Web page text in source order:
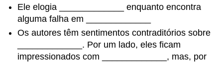
Ele elogia _____________ enquanto encontra
alguma falha em _____________
Os autores têm sentimentos contraditórios sobre
_____________. Por um lado, eles ficam
impressionados com _____________, mas, por